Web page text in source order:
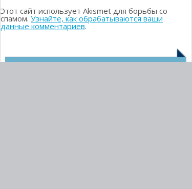
Этот сайт использует Akismet для борьбы со
спамом. Узнайте, как обрабатываются ваши
данные комментариев.